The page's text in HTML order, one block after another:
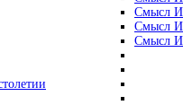
Смысл
Смысл
Смысл